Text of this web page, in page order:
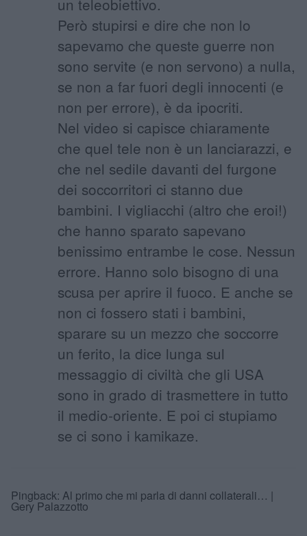
Però stupirsi e dire che non lo
sapevamo che queste guerre non
sono servite (e non servono) a nulla,
se non a far fuori degli innocenti (e
non per errore), è da ipocriti.
Nel video si capisce chiaramente
che quel tele non è un lanciarazzi, e
che nel sedile davanti del furgone
dei soccorritori ci stanno due
bambini. I vigliacchi (altro che eroi!)
che hanno sparato sapevano
benissimo entrambe le cose. Nessun
errore. Hanno solo bisogno di una
scusa per aprire il fuoco. E anche se
non ci fossero stati i bambini,
sparare su un mezzo che soccorre
un ferito, la dice lunga sul
messaggio di civiltà che gli USA
sono in grado di trasmettere in tutto
il medio-oriente. E poi ci stupiamo
se ci sono i kamikaze.
Pingback: Al primo che mi parla di danni collaterali… |
Gery Palazzotto